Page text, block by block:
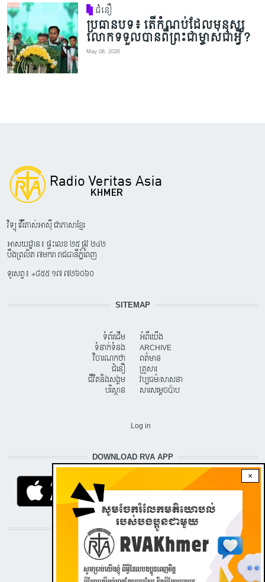
ជំនឿ
ប្រធានបទ៖ តើកំណប់ដែលមនុស្ស
លោកទទួលបានពីព្រះជាម្ចាស់ជាអ្វី?
May 08, 2026
×
វិទ្យុ វើរីតាស់អាស៊ី ជាភាសាខ្មែរ
អាសយដ្ឋាន៖ ផ្ទះលេខ ២៥ ផ្លូវ ២៤២
បឹងព្រលិត ៧មករា រាជធានីភ្នំពេញ
ទូរសព្ទ៖ +៨៥៥ ១៧ ៧២៦០៦០
SITEMAP
ទំព័រដើម
ទំនាក់ទំនង
វិចារណកថា
ជំនឿ
ជីវិតនិងសង្គម
បរិស្ថាន
អំពីយើង
ARCHIVE
ពត៌មាន
គ្រួសារ
វប្បធម៌/សាសនា
សារសម្តេចប៉ាប
Log in
DOWNLOAD RVA APP
STAY CONNECTED WITH US!